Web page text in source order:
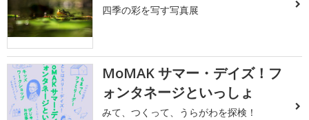
四季の彩を写す写真展
MoMAK サマー・デイズ！フ
ォンタネージといっしょ
みて、つくって、うらがわを探検！